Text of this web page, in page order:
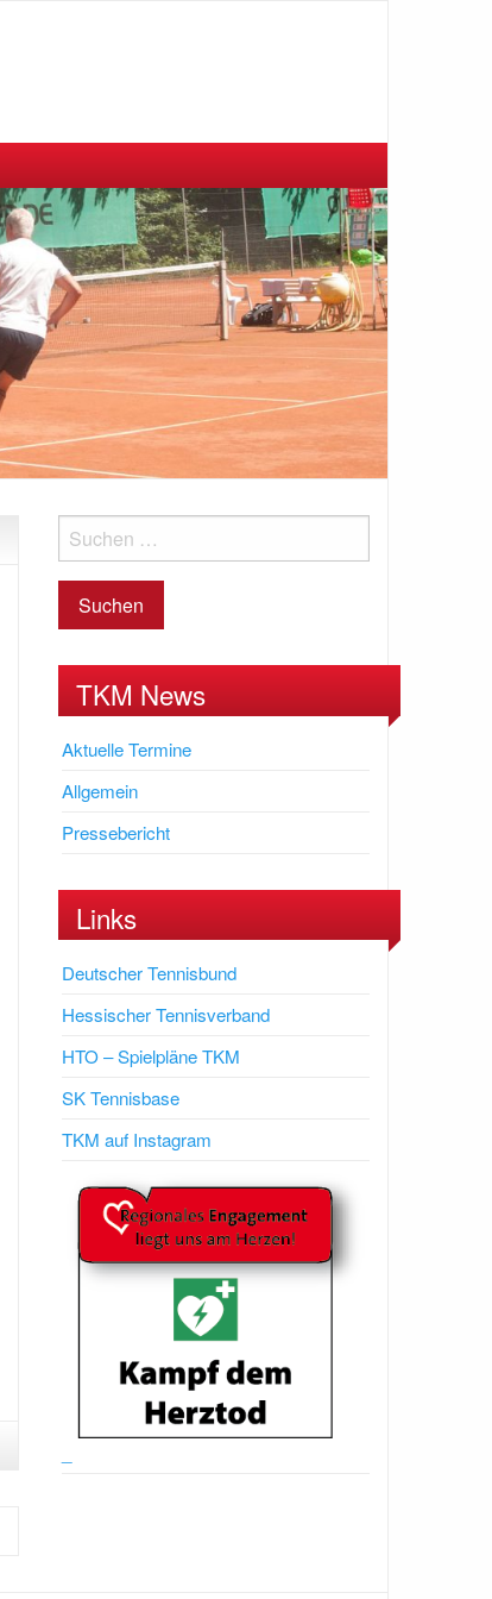
TKM News
Aktuelle Termine
Allgemein
Pressebericht
Links
Deutscher Tennisbund
Hessischer Tennisverband
HTO – Spielpläne TKM
SK Tennisbase
TKM auf Instagram